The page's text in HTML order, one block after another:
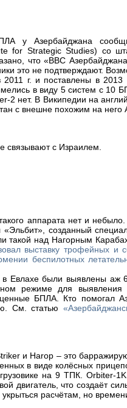
у Азербайджана сообщил
for Strategic Studies) со
что «ВВС
это не подтверждают.
г. и поставлены в
в виду 5 систем с 10
2 нет. В Википедии на
с внешне похожим на него
связывают с Израилем.
аппарата нет и
созданный
такой над Нагорным
выставку трофейных и
беспилотных
Евлахе были выявлены аж
режиме для
БПЛА. Кто помогал
См. статью
и Harop – это
в виде колёсных
на 9 ТПК. Orbiter-
двигатель, что создаёт
расчётам, но